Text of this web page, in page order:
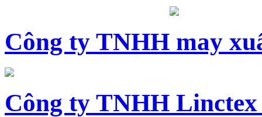
Công ty TNHH may
Công ty TNHH Linctex